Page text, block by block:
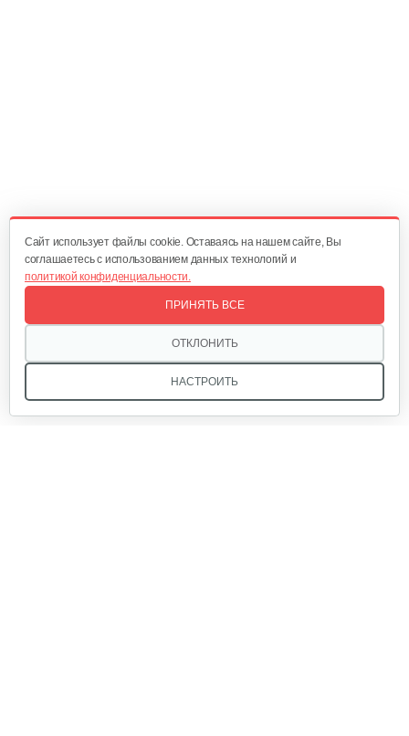
Cайт использует файлы cookie. Оставаясь на нашем сайте, Вы
соглашаетесь с использованием данных технологий и
политикой конфиденциальности.
НАСТРОИТЬ
ОТКЛОНИТЬ
ПРИНЯТЬ ВСЕ